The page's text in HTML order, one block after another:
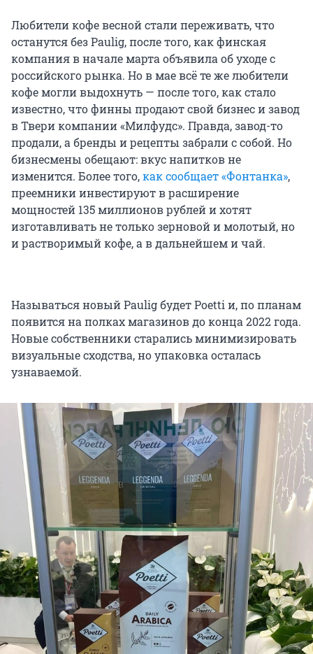
Любители кофе весной стали переживать, что
останутся без Paulig, после того, как финская
компания в начале марта объявила об уходе с
российского рынка. Но в мае всё те же любители
кофе могли выдохнуть — после того, как стало
известно, что финны продают свой бизнес и завод
в Твери компании «Милфудс». Правда, завод-то
продали, а бренды и рецепты забрали с собой. Но
бизнесмены обещают: вкус напитков не
изменится. Более того,как сообщает «Фонтанка»,
преемники инвестируют в расширение
мощностей 135 миллионов рублей и хотят
изготавливать не только зерновой и молотый, но
и растворимый кофе, а в дальнейшем и чай.
Называться новый Paulig будет Poetti и, по планам
появится на полках магазинов до конца 2022 года.
Новые собственники старались минимизировать
визуальные сходства, но упаковка осталась
узнаваемой.